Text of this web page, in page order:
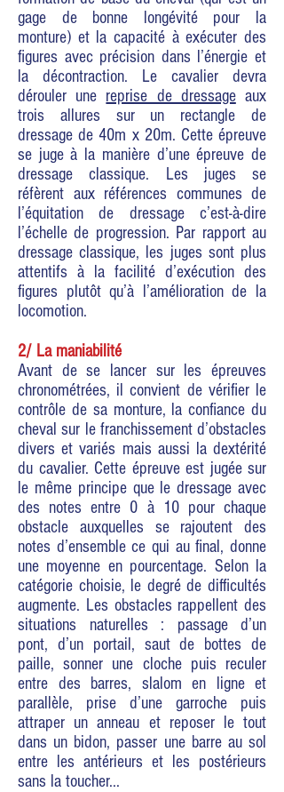
gage de bonne longévité pour la
monture) et la capacité à exécuter des
figures avec précision dans l’énergie et
la décontraction. Le cavalier devra
dérouler une reprise de dressageaux
trois allures sur un rectangle de
dressage de 40m x 20m. Cette épreuve
se juge à la manière d’une épreuve de
dressage classique. Les juges se
réfèrent aux références communes de
l’équitation de dressage c’est-à-dire
l’échelle de progression. Par rapport au
dressage classique, les juges sont plus
attentifs à la facilité d’exécution des
figures plutôt qu’à l’amélioration de la
locomotion.
2/ La maniabilité
Avant de se lancer sur les épreuves
chronométrées, il convient de vérifier le
contrôle de sa monture, la confiance du
cheval sur le franchissement d’obstacles
divers et variés mais aussi la dextérité
du cavalier. Cette épreuve est jugée sur
le même principe que le dressage avec
des notes entre 0 à 10 pour chaque
obstacle auxquelles se rajoutent des
notes d’ensemble ce qui au final, donne
une moyenne en pourcentage. Selon la
catégorie choisie, le degré de difficultés
augmente. Les obstacles rappellent des
situations naturelles : passage d’un
pont, d’un portail, saut de bottes de
paille, sonner une cloche puis reculer
entre des barres, slalom en ligne et
parallèle, prise d’une garroche puis
attraper un anneau et reposer le tout
dans un bidon, passer une barre au sol
entre les antérieurs et les postérieurs
sans la toucher...